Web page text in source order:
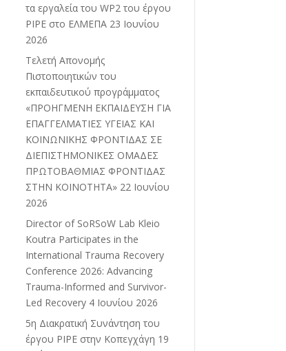
τα εργαλεία του WP2 του έργου
PIPE στο ΕΛΜΕΠΑ 23 Ιουνίου
2026
Τελετή Απονομής
Πιστοποιητικών του
εκπαιδευτικού προγράμματος
«ΠΡΟΗΓΜΕΝΗ ΕΚΠΑΙΔΕΥΣΗ ΓΙΑ
ΕΠΑΓΓΕΛΜΑΤΙΕΣ ΥΓΕΙΑΣ ΚΑΙ
ΚΟΙΝΩΝΙΚΗΣ ΦΡΟΝΤΙΔΑΣ ΣΕ
ΔΙΕΠΙΣΤΗΜΟΝΙΚΕΣ ΟΜΑΔΕΣ
ΠΡΩΤΟΒΑΘΜΙΑΣ ΦΡΟΝΤΙΔΑΣ
ΣΤΗΝ ΚΟΙΝΟΤΗΤΑ» 22 Ιουνίου
2026
Director of SoRSoW Lab Kleio
Koutra Participates in the
International Trauma Recovery
Conference 2026: Advancing
Trauma-Informed and Survivor-
Led Recovery 4 Ιουνίου 2026
5η Διακρατική Συνάντηση του
έργου PIPE στην Κοπεγχάγη 19